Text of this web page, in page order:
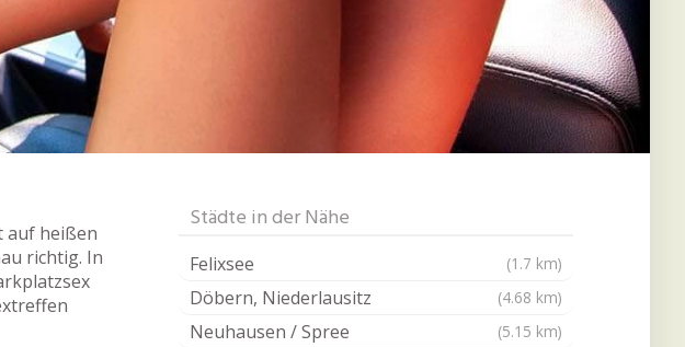
auf heißen
richtig. In
Städte in der Nähe
Felixsee (1.7 km)
Döbern, Niederlausitz (4.68 km)
Neuhausen / Spree (5.15 km)